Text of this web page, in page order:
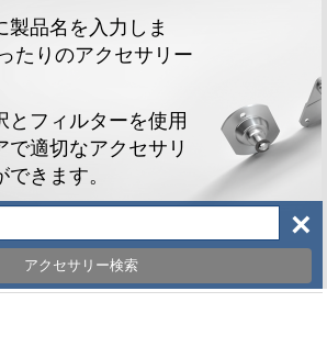
製品名を入力しま
たりのアクセサリー
とフィルターを使用
で適切なアクセサリ
きます。
アクセサリー検索
×